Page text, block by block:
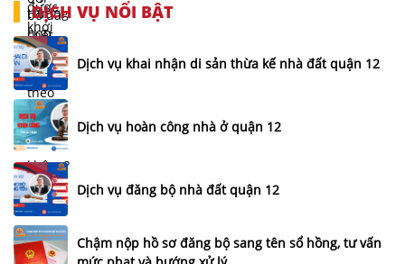
DỊCH VỤ NỔI BẬT
Dịch vụ khai nhận di sản thừa kế nhà đất quận 12
Dịch vụ hoàn công nhà ở quận 12
Dịch vụ đăng bộ nhà đất quận 12
Chậm nộp hồ sơ đăng bộ sang tên sổ hồng, tư vấn